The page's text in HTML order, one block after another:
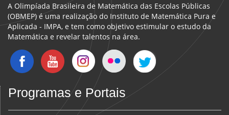
A Olimpíada Brasileira de Matemática das Escolas Públicas
(OBMEP) é uma realização do Instituto de Matemática Pura e
Aplicada - IMPA, e tem como objetivo estimular o estudo da
Matemática e revelar talentos na área.
Programas e Portais